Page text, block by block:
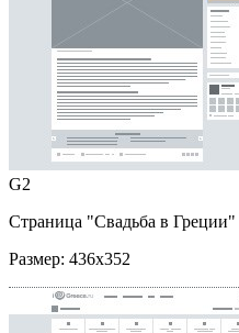
G2
Страница "Свадьба в Греции"
Размер: 436x352